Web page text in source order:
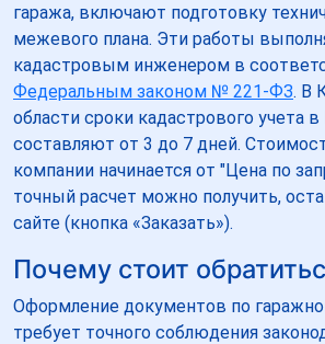
гаража, включают подготовку
межевого плана. Эти работы
кадастровым инженером в
Федеральным законом № 221-ФЗ. В
области сроки кадастрового учета
составляют от 3 до 7 дней.
компании начинается от "Цена по
точный расчет можно получить,
сайте (кнопка «Заказать»).
Почему стоит
Оформление документов по
требует точного соблюдения